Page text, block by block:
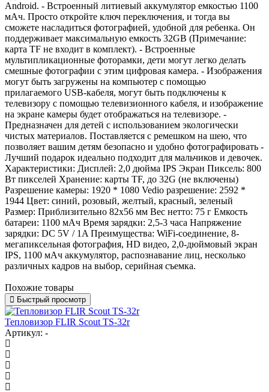
Android. - Встроенный литиевый аккумулятор емкостью 1100
мАч. Просто откройте ключ переключения, и тогда вы
сможете насладиться фотографией, удобной для ребенка. Он
поддерживает максимальную емкость 32GB (Примечание:
карта TF не входит в комплект). - Встроенные
мультипликационные фоторамки, дети могут легко делать
смешные фотографии с этим цифровая камера. - Изображения
могут быть загружены на компьютер с помощью
прилагаемого USB-кабеля, могут быть подключены к
телевизору с помощью телевизионного кабеля, и изображение
на экране камеры будет отображаться на телевизоре. -
Предназначен для детей с использованием экологически
чистых материалов. Поставляется с ремешком на шею, что
позволяет вашим детям безопасно и удобно фотографировать -
Лучший подарок идеально подходит для мальчиков и девочек.
Характеристики: Дисплей: 2,0 дюйма IPS Экран Пиксель: 800
Вт пикселей Хранение: карты TF, до 32G (не включены)
Разрешение камеры: 1920 * 1080 Vedio разрешение: 2592 *
1944 Цвет: синий, розовый, желтый, красный, зеленый
Размер: Приблизительно 82x56 мм Вес нетто: 75 г Емкость
батареи: 1100 мАч Время зарядки: 2,5-3 часа Напряжение
зарядки: DC 5V / 1A Преимущества: WiFi-соединение, 8-
мегапиксельная фотография, HD видео, 2,0-дюймовый экран
IPS, 1100 мАч аккумулятор, распознавание лиц, несколько
различных кадров на выбор, серийная съемка.
Похожие товары
Быстрый просмотр
Тепловизор FLIR Scout TS-32r
Артикул: -